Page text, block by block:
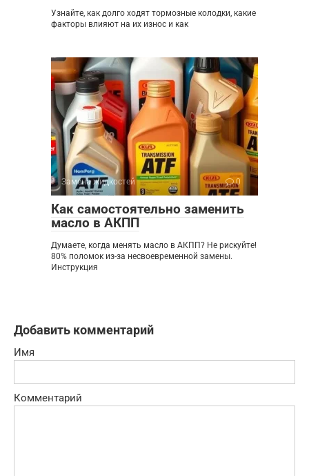
Узнайте, как долго ходят тормозные колодки, какие
факторы влияют на их износ и как
Замена жидкостей 0
Как самостоятельно заменить
масло в АКПП
Думаете, когда менять масло в АКПП? Не рискуйте!
80% поломок из-за несвоевременной замены.
Инструкция
Добавить комментарий
Имя
Комментарий